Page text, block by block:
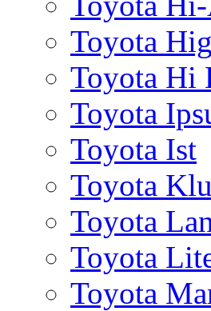
Toyota
Toyota Hi
Toyota
Toyota Ist
Toyota
Toyota
Toyota
Toyota